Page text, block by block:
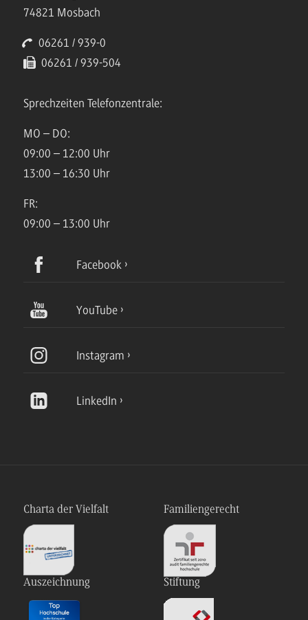
74821 Mosbach
06261 / 939-0
06261 / 939-504
Sprechzeiten Telefonzentrale:
MO – DO:
09:00 – 12:00 Uhr
13:00 – 16:30 Uhr
FR:
09:00 – 13:00 Uhr
Facebook
YouTube
Instagram
LinkedIn
Charta der Vielfalt Familiengerecht
Auszeichnung Stiftung